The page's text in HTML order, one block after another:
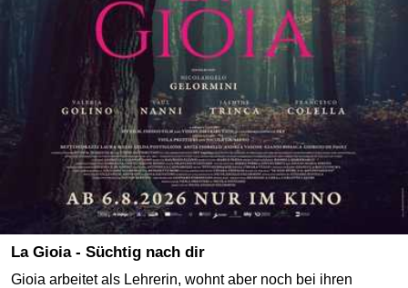
La Gioia - Süchtig nach dir
Gioia arbeitet als Lehrerin, wohnt aber noch bei ihren